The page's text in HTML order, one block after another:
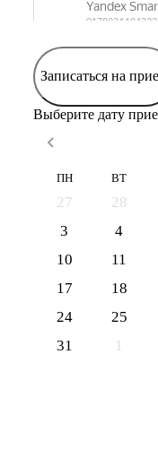
Записаться на
Выберите дату
ПН ВТ
27 28
3
4
10
11
17
18
24
25
31
1